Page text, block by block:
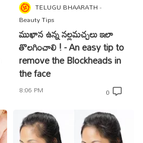
TELUGU BHAARATH
Beauty Tips
ముఖాన ఉన్న నల్లమచ్చలు ఇలా
తొలగించాలి ! - An easy tip to
remove the Blockheads in
the face
8:06 PM 0